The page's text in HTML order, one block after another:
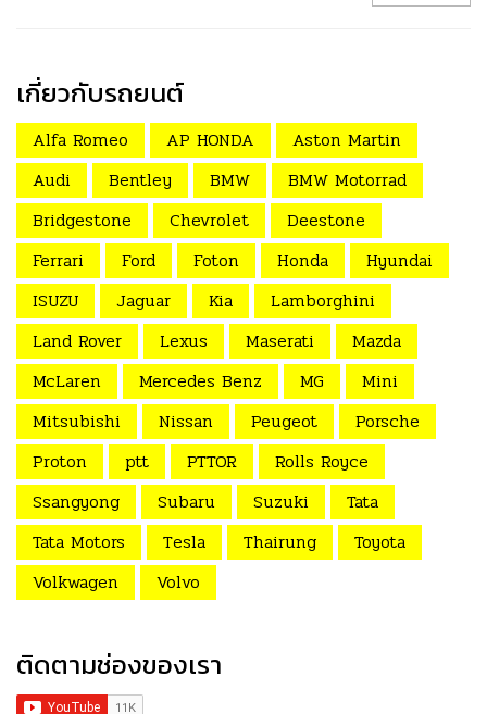
เกี่ยวกับรถยนต์
Alfa Romeo AP HONDA
Aston Martin
Audi
Bentley BMW
BMW Motorrad
Bridgestone
Chevrolet
Deestone
Ferrari
Ford Foton Honda
Hyundai
ISUZU
Jaguar Kia
Lamborghini
Land Rover
Lexus Maserati
Mazda
McLaren
Mercedes Benz MG
Mini
Mitsubishi
Nissan Peugeot
Porsche
Proton
ptt PTTOR
Rolls Royce
Ssangyong
Subaru Suzuki
Tata
Tata Motors
Tesla Thairung
Toyota
Volkwagen
Volvo
ติดตามช่องของเรา